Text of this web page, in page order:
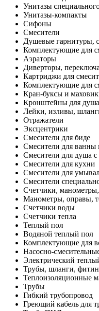
Унитазы
Унитазы-компакты
Сифоны
Смесители
Душевые гарнитуры,
Комплектующие для
Аэраторы
Диверторы,
Картриджи для
Комплектующие для
Кран-буксы и
Кронштейны для душа
Лейки, изливы,
Отражатели
Эксцентрики
Смесители для биде
Смесители для ванны
Смесители для душа с
Смесители для кухни
Смесители для
Смесители
Счетчики,
Манометры, оправы,
Счетчики воды
Счетчики тепла
Теплый пол
Водяной теплый пол
Комплектующие для
Насосно-
Электрический
Трубы, шланги,
Теплоизоляционные
Трубы
Гибкий трубопровод
Греющий кабель для